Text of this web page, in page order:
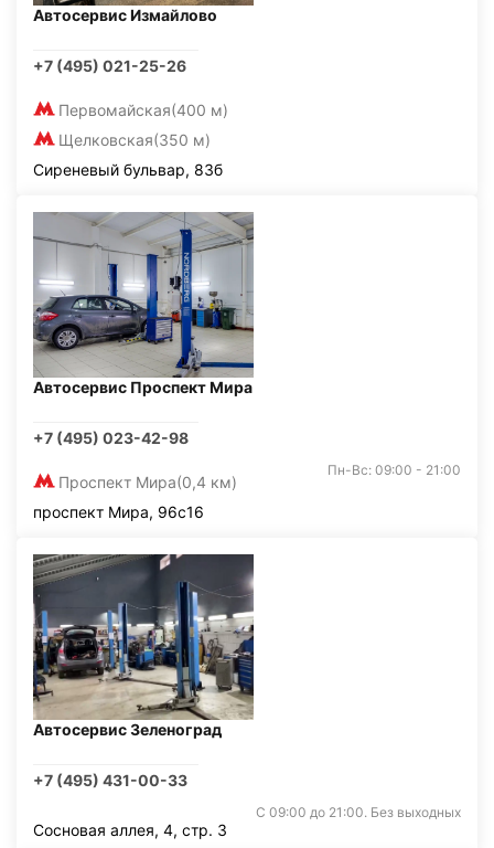
Автосервис Измайлово
+7 (495) 021-25-26
Первомайская(400 м)
Щелковская(350 м)
Сиреневый бульвар, 83б
Автосервис Проспект Мира
+7 (495) 023-42-98
Проспект Мира(0,4 км)
Пн-Вс: 09:00 - 21:00
проспект Мира, 96с16
Автосервис Зеленоград
+7 (495) 431-00-33
С 09:00 до 21:00. Без выходных
Сосновая аллея, 4, стр. 3